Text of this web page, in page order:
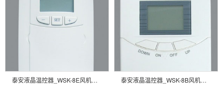
泰安液晶温控器_WSK-8E风机盘管温控器 泰安液晶温控器_WSK-8B风机盘管温控器